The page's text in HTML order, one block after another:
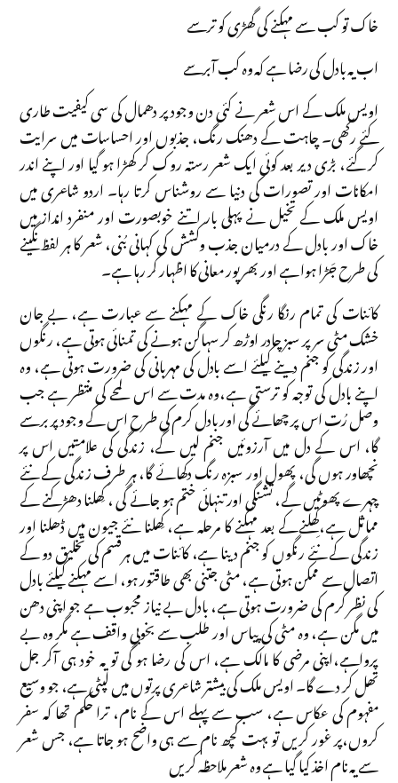
خاک تو کب سے مہکنے کی گھڑی کو ترسے
اب یہ بادل کی رضا ہے کہ وہ کب آبرسے
اویس ملک کے اس شعر نے کئی دن وجود پر دھمال کی سی کیفیت طاری
کئے رکھی۔ چاہت کے دھنک رنگ، جذبوں اور احساسات میں سرایت
کر گئے، بڑی دیر بعد کوئی ایک شعر رستہ روک کر کھڑا ہو گیا اور اپنے اندر
امکانات اور تصورات کی دنیا سے روشناس کرتا رہا۔ اردو شاعری میں
اویس ملک کے تخیل نے پہلی بار اتنے خوبصورت اور منفرد انداز میں
خاک اور بادل کے درمیان جذب وکشش کی کہانی بُنی، شعر کا ہر لفظ نگینے
کی طرح جَڑا ہوا ہے اور بھرپور معانی کا اظہار کر رہا ہے۔
کائنات کی تمام رنگا رنگی خاک کے مہکنے سے عبارت ہے، بے جان
خشک مٹی سر پر سبز چادر اوڑھ کر سہاگن ہونے کی تمنائی ہوتی ہے، رنگوں
اور زندگی کو جنم دینے کیلئے اسے بادل کی مہربانی کی ضرورت ہوتی ہے، وہ
اپنے بادل کی توجہ کو ترستی ہے،وہ مدت سے اس لمحے کی منتظر ہے جب
وصل رُت اس پر چھائے گی اور بادل کرم کی طرح اس کے وجود پر برسے
گا، اس کے دل میں آرزوئیں جنم لیں گے، زندگی کی علامتیں اس پر
نچھاور ہوں گی، پھول اور سبزہ رنگ دکھائے گا، ہر طرف زندگی کے نئے
چہرے پھوٹیں گے، تشنگی اور تنہائی ختم ہو جائے گی ، کِھلنا دھڑکنے کے
مماثل ہے،کِھلنےکے بعد مہکنے کا مرحلہ ہے، کِھلنا نئے جیون میں ڈھلنا اور
زندگی کے نئے رنگوں کو جنم دینا ہے، کائنات میں ہرقسم کی تخلیق دو کے
اتصال سے ممکن ہوتی ہے، مٹی جتنی بھی طاقتور ہو، اسے مہکنے کیلئے بادل
کی نظر کرم کی ضرورت ہوتی ہے، بادل بے نیاز محبوب ہے جو اپنی دھن
میں مگن ہے، وہ مٹی کی پیاس اور طلب سے بخوبی واقف ہے مگر وہ بے
پرواہے،اپنی مرضی کا مالک ہے، اس کی رضا ہو گی تو یہ خود ہی آکر جل
تھل کر دے گا۔ اویس ملک کی بیشتر شاعری پرتوں میں لپٹی ہے، جو وسیع
مفہوم کی عکاس ہے، سب سے پہلے اس کے نام، ترا حکم تھا کہ سفر
کروں،پر غور کریں تو بہت کچھ نام سے ہی واضح ہو جاتا ہے، جس شعر
سے یہ نام اخذ کیا گیا ہے وہ شعر ملاحظہ کریں